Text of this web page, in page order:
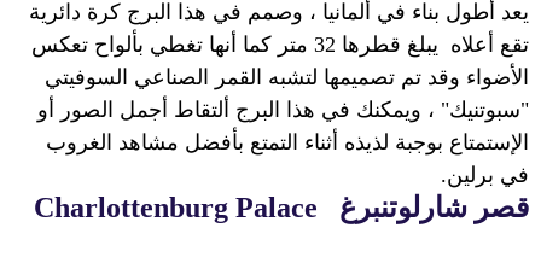
يعد أطول بناء في ألمانيا ، وصمم في هذا البرج كرة دائرية
تقع أعلاه
يبلغ قطرها 32 متر كما أنها تغطي بألواح تعكس
الأضواء وقد تم تصميمها لتشبه القمر الصناعي السوفيتي
"سبوتنيك" ، ويمكنك في هذا البرج ألتقاط أجمل الصور أو
الإستمتاع بوجبة لذيذه أثناء التمتع بأفضل مشاهد الغروب
في برلين.
قصر شارلوتنبرغ Charlottenburg Palace